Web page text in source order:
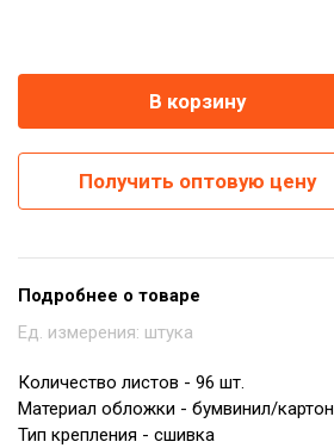
В корзину
Получить оптовую цену
Подробнее о товаре
Ед. измерения: штука
Количество листов - 96 шт.
Материал обложки - бумвинил/картон
Тип крепления - сшивка